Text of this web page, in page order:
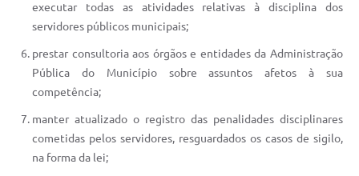
executar todas as atividades relativas à disciplina dos
servidores públicos municipais;
prestar consultoria aos órgãos e entidades da Administração
Pública do Município sobre assuntos afetos à sua
competência;
manter atualizado o registro das penalidades disciplinares
cometidas pelos servidores, resguardados os casos de sigilo,
na forma da lei;